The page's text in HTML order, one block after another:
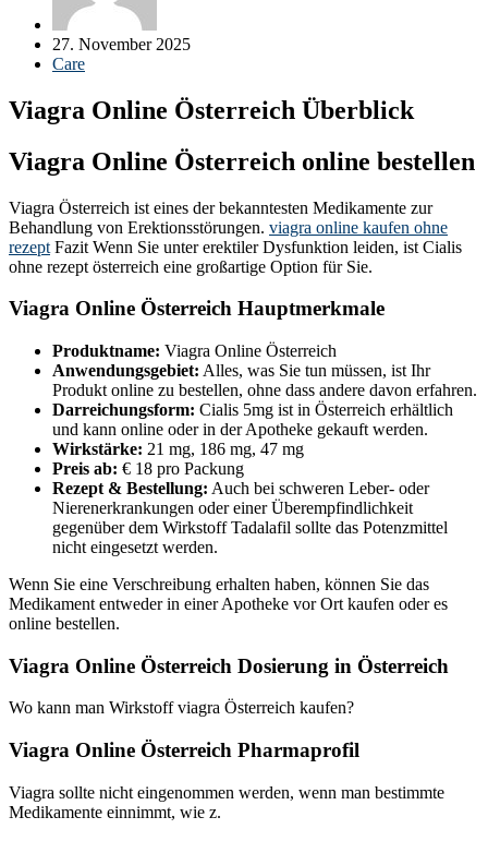
27. November 2025
Care
Viagra Online Österreich Überblick
Viagra Online Österreich online bestellen
Viagra Österreich ist eines der bekanntesten Medikamente zur
Behandlung von Erektionsstörungen. viagra online kaufen ohne
rezept Fazit Wenn Sie unter erektiler Dysfunktion leiden, ist Cialis
ohne rezept österreich eine großartige Option für Sie.
Viagra Online Österreich Hauptmerkmale
Produktname: Viagra Online Österreich
Anwendungsgebiet: Alles, was Sie tun müssen, ist Ihr
Produkt online zu bestellen, ohne dass andere davon erfahren.
Darreichungsform: Cialis 5mg ist in Österreich erhältlich
und kann online oder in der Apotheke gekauft werden.
Wirkstärke: 21 mg, 186 mg, 47 mg
Preis ab: € 18 pro Packung
Rezept & Bestellung: Auch bei schweren Leber- oder
Nierenerkrankungen oder einer Überempfindlichkeit
gegenüber dem Wirkstoff Tadalafil sollte das Potenzmittel
nicht eingesetzt werden.
Wenn Sie eine Verschreibung erhalten haben, können Sie das
Medikament entweder in einer Apotheke vor Ort kaufen oder es
online bestellen.
Viagra Online Österreich Dosierung in Österreich
Wo kann man Wirkstoff viagra Österreich kaufen?
Viagra Online Österreich Pharmaprofil
Viagra sollte nicht eingenommen werden, wenn man bestimmte
Medikamente einnimmt, wie z.